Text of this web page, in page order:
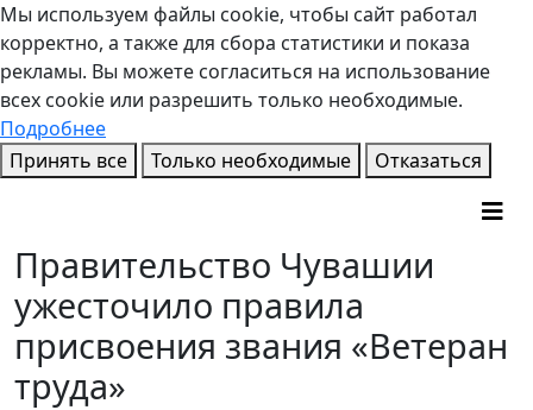
Мы используем файлы cookie, чтобы сайт работал
корректно, а также для сбора статистики и показа
рекламы. Вы можете согласиться на использование
всех cookie или разрешить только необходимые.
Подробнее
Принять все
Только необходимые Отказаться
Правительство Чувашии
ужесточило правила
присвоения звания «Ветеран
труда»